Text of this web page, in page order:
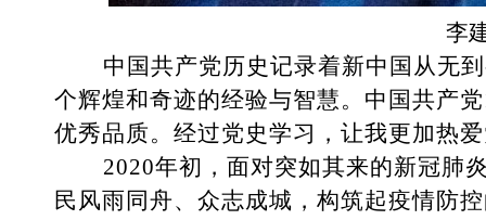
李
中国共产党历史记录着新中国从无
个辉煌和奇迹的经验与智慧。中国共产党
优秀品质。经过党史学习，让我更加热
2020年初 ，面对突如其来的新冠肺
民风雨同舟、众志成城，构筑起疫情防